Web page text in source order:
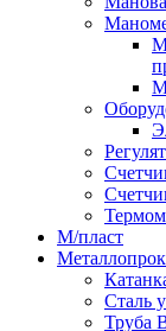
М/пласт
Сталь
Труба